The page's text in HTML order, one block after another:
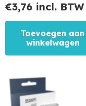
€3,76 incl. BTW
Toevoegen aan
winkelwagen